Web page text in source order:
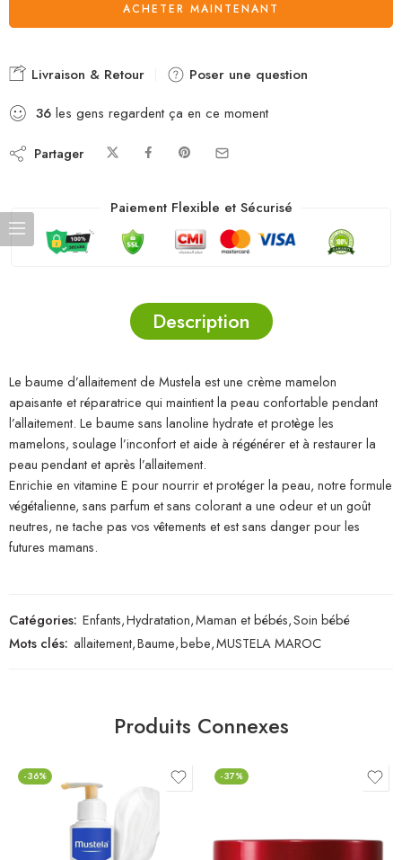
ACHETER MAINTENANT
Livraison & Retour
Poser une question
36 les gens regardent ça en ce moment
Partager
Paiement Flexible et Sécurisé
Description
Le baume d’allaitement de Mustela est une crème mamelon
apaisante et réparatrice qui maintient la peau confortable pendant
l’allaitement. Le baume sans lanoline hydrate et protège les
mamelons, soulage l’inconfort et aide à régénérer et à restaurer la
peau pendant et après l’allaitement.
Enrichie en vitamine E pour nourrir et protéger la peau, notre formule
végétalienne, sans parfum et sans colorant a une odeur et un goût
neutres, ne tache pas vos vêtements et est sans danger pour les
futures mamans.
Catégories: Enfants,Hydratation,Maman et bébés,Soin bébé
Mots clés: allaitement,Baume,bebe,MUSTELA MAROC
Produits Connexes
-36% -37%